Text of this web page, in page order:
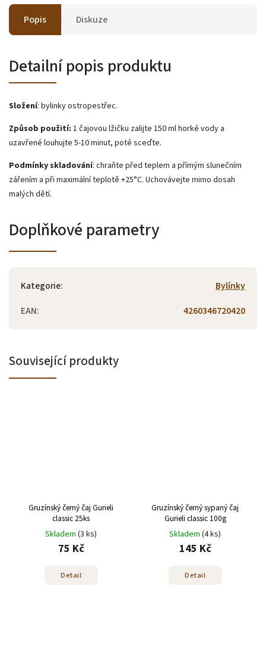
Popis Diskuze
Detailní popis produktu
Složení: bylinky ostropestřec.
Způsob použití: 1 čajovou lžičku zalijte 150 ml horké vody a
uzavřené louhujte 5-10 minut, poté sceďte.
Podmínky skladování: chraňte před teplem a přímým slunečním
zářením a při maximální teplotě +25°C. Uchovávejte mimo dosah
malých dětí.
Doplňkové parametry
Kategorie:
Bylínky
EAN: 4260346720420
Související produkty
Gruzínský černý čaj Gurieli
classic 25ks
Skladem (3 ks)
75 Kč
Detail
Gruzínský černý sypaný čaj
Gurieli classic 100g
Skladem (4 ks)
145 Kč
Detail